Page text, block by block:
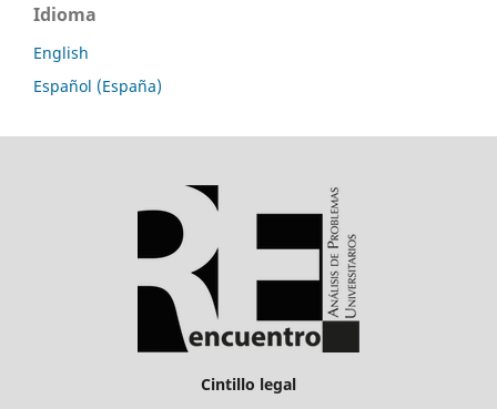
Idioma
English
Español (España)
Cintillo legal